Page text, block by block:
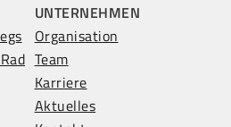
UNTERNEHMEN
Organisation
Team
Karriere
Aktuelles